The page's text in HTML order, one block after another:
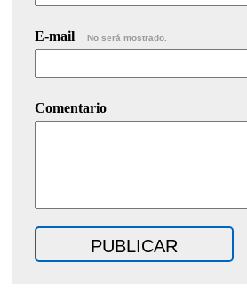
E-mail No será mostrado.
Comentario